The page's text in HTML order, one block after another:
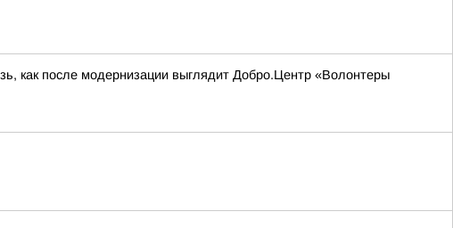
как после модернизации выглядит Добро.Центр «Волонтеры